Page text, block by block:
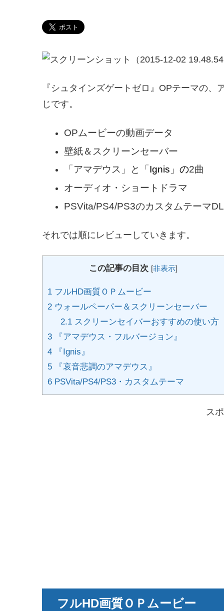
『シュタインズゲートゼロ』OPテーマの
じです。
OPムービーの動画データ
壁紙＆スクリーンセーバー
「アマデウス」と「 Ignis」の2曲
オーディオ・ショートドラマ
PSVita/PS4/PS3のカスタムテーマ
それでは順にレビューしていきます。
この記事の目次 [非表示]
1 フルHD画質ＯＰムービー
2 ウォールペーパー＆スクリーンセーバー
2.1スクリーンセイバーおすすめの使い方
3 『アマデウス・フルバージョン』
4 『Ignis』
5 『哀音悲調のアマデウス』
6 PSVita/PS4/PS3・カスタムテーマ
ス
フルHD画質ＯＰムービー